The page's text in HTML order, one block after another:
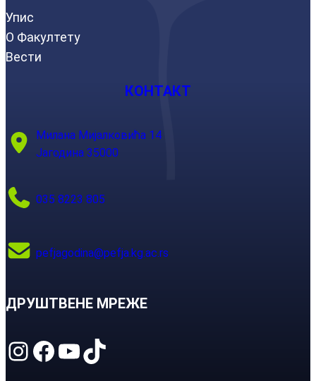
Упис
О Факултету
Вести
КОНТАКТ
Милана Мијалковића 14
Јагодина 35000
035 8223 805
pefjagodina@pefja.kg.ac.rs
ДРУШТВЕНЕ МРЕЖЕ
Instagram Facebook YouTube TikTok